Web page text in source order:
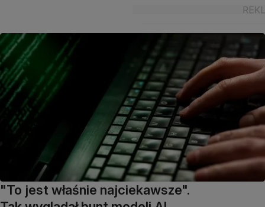
"To jest właśnie najciekawsze".